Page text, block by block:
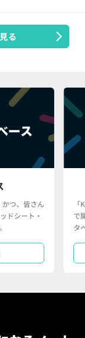
る
つ、皆さん
ドシート・
で
タ